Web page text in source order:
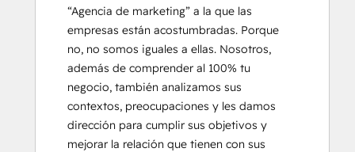
“Agencia de marketing” a la que las
empresas están acostumbradas. Porque
no, no somos iguales a ellas. Nosotros,
además de comprender al 100% tu
negocio, también analizamos sus
contextos, preocupaciones y les damos
dirección para cumplir sus objetivos y
mejorar la relación que tienen con sus